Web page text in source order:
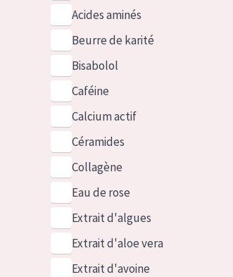
Acides aminés
Beurre de karité
Bisabolol
Caféine
Calcium actif
Céramides
Collagène
Eau de rose
Extrait d'algues
Extrait d'aloe vera
Extrait d'avoine